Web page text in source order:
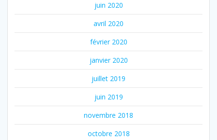
juin 2020
avril 2020
février 2020
janvier 2020
juillet 2019
juin 2019
novembre 2018
octobre 2018